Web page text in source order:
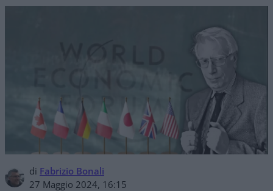
di Fabrizio Bonali
27 Maggio 2024, 16:15